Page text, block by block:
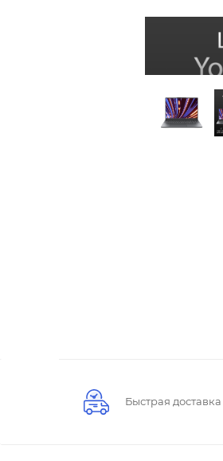
Быстрая доставка